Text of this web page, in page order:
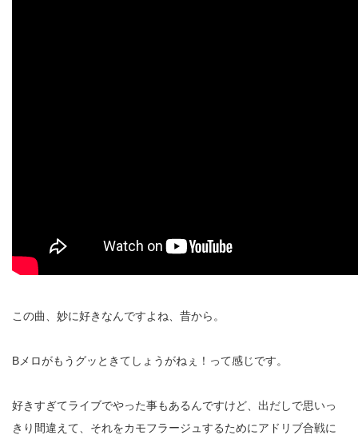
この曲、妙に好きなんですよね、昔から。
Bメロがもうグッときてしょうがねぇ！って感じです。
好きすぎてライブでやった事もあるんですけど、出だしで思いっ
きり間違えて、それをカモフラージュするためにアドリブ合戦に